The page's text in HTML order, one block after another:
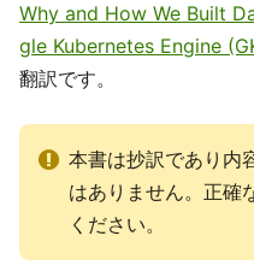
Why and How We Built
gle Kubernetes Engine
翻訳です。
本書は抄訳であり内
はありません。正確
ください。